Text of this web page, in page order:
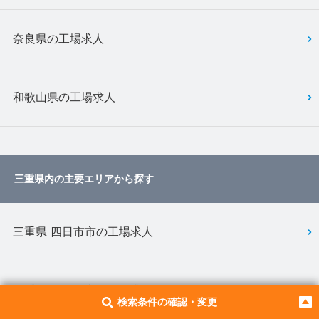
検索条件の確認・変更
奈良県の工場求人
和歌山県の工場求人
三重県内の主要エリアから探す
三重県 四日市市の工場求人
三重県 いなべ市の工場求人